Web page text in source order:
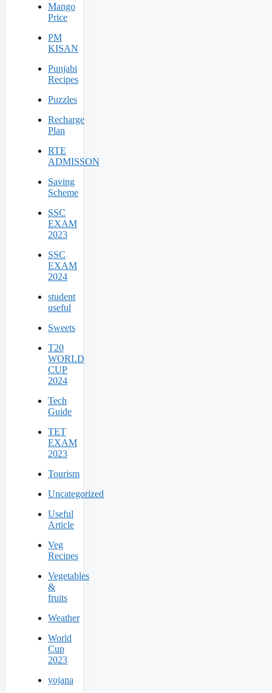
Mango
Price
PM
KISAN
Punjabi
Recipes
Puzzles
Recharge
Plan
RTE
ADMISSON
Saving
Scheme
SSC
EXAM
2023
SSC
EXAM
2024
student
useful
Sweets
T20
WORLD
CUP
2024
Tech
Guide
TET
EXAM
2023
Tourism
Uncategorized
Useful
Article
Veg
Recipes
Vegetables
&
fruits
Weather
World
Cup
2023
yojana